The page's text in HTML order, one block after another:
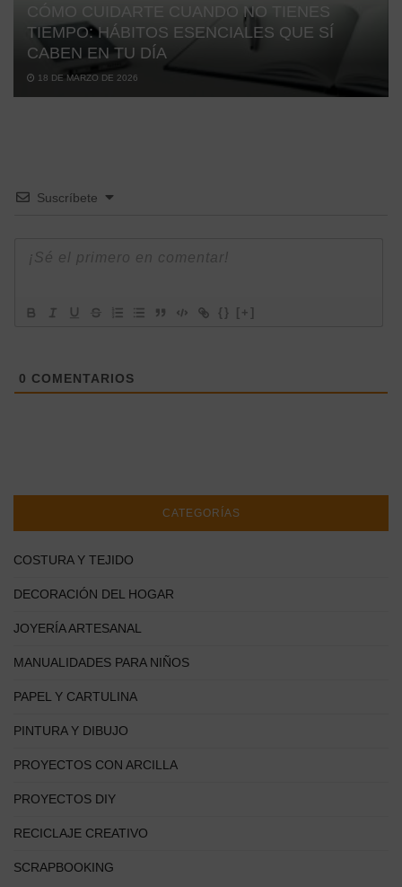
CÓMO CUIDARTE CUANDO NO TIENES
TIEMPO: HÁBITOS ESENCIALES QUE SÍ
CABEN EN TU DÍA
18 DE MARZO DE 2026
Suscríbete
{} [+]
0 COMENTARIOS
CATEGORÍAS
COSTURA Y TEJIDO
DECORACIÓN DEL HOGAR
JOYERÍA ARTESANAL
MANUALIDADES PARA NIÑOS
PAPEL Y CARTULINA
PINTURA Y DIBUJO
PROYECTOS CON ARCILLA
PROYECTOS DIY
RECICLAJE CREATIVO
SCRAPBOOKING